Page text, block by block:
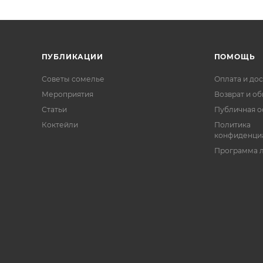
ПУБЛИКАЦИИ
Советы сомелье
Мероприятия
Статьи
Коктейли
ПОМОЩЬ
Оплата и
Возврат и
Публичная
Политика
Программа